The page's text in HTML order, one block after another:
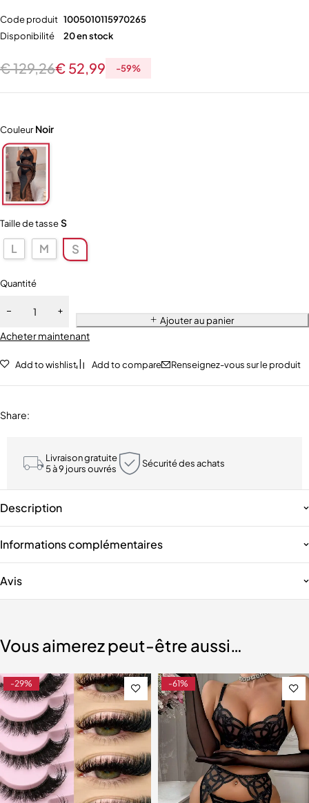
Code produit 1005010115970265
Disponibilité
20 en stock
€129,26€ 52,99 -59%
Couleur Noir
Taille de tasseS
L M S
Quantité
Ajouter au panier
Acheter maintenant
Add to wishlist Add to compare Renseignez-vous sur le produit
Share:
Livraison gratuite
5 à 9 jours ouvrés
Sécurité des achats
Description
Informations complémentaires
Avis
Vous aimerez peut-être aussi…
-29% -61%